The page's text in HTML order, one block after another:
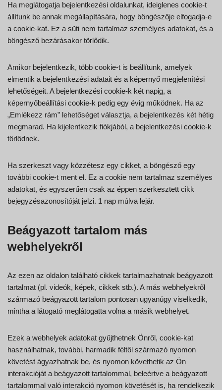
Ha meglátogatja bejelentkezési oldalunkat, ideiglenes cookie-t
állítunk be annak megállapítására, hogy böngészője elfogadja-e
a cookie-kat. Ez a süti nem tartalmaz személyes adatokat, és a
böngésző bezárásakor törlődik.
Amikor bejelentkezik, több cookie-t is beállítunk, amelyek
elmentik a bejelentkezési adatait és a képernyő megjelenítési
lehetőségeit. A bejelentkezési cookie-k két napig, a
képernyőbeállítási cookie-k pedig egy évig működnek. Ha az
„Emlékezz rám” lehetőséget választja, a bejelentkezés két hétig
megmarad. Ha kijelentkezik fiókjából, a bejelentkezési cookie-k
törlődnek.
Ha szerkeszt vagy közzétesz egy cikket, a böngésző egy
további cookie-t ment el. Ez a cookie nem tartalmaz személyes
adatokat, és egyszerűen csak az éppen szerkesztett cikk
bejegyzésazonosítóját jelzi. 1 nap múlva lejár.
Beágyazott tartalom más
webhelyekről
Az ezen az oldalon található cikkek tartalmazhatnak beágyazott
tartalmat (pl. videók, képek, cikkek stb.). A más webhelyekről
származó beágyazott tartalom pontosan ugyanúgy viselkedik,
mintha a látogató meglátogatta volna a másik webhelyet.
Ezek a webhelyek adatokat gyűjthetnek Önről, cookie-kat
használhatnak, további, harmadik féltől származó nyomon
követést ágyazhatnak be, és nyomon követhetik az Ön
interakcióját a beágyazott tartalommal, beleértve a beágyazott
tartalommal való interakció nyomon követését is, ha rendelkezik